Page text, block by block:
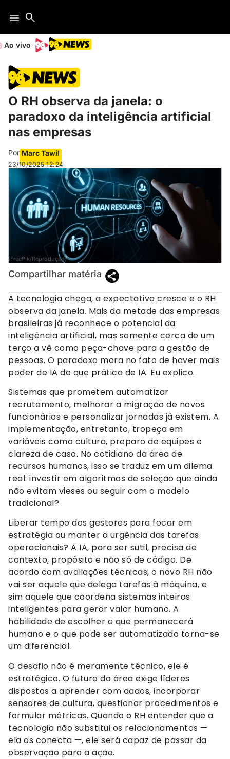
Ao vivo
O RH observa da janela: o
paradoxo da inteligência artificial
nas empresas
Por Marc Tawil
23/10/2025 12:24
(FreePik/Reprodução)
Compartilhar matéria
A tecnologia chega, a expectativa cresce e o RH
observa da janela. Mais da metade das empresas
brasileiras já reconhece o potencial da
inteligência artificial, mas somente cerca de um
terço a vê como peça-chave para a gestão de
pessoas. O paradoxo mora no fato de haver mais
poder de IA do que prática de IA. Eu explico.
Sistemas que prometem automatizar
recrutamento, melhorar a migração de novos
funcionários e personalizar jornadas já existem. A
implementação, entretanto, tropeça em
variáveis como cultura, preparo de equipes e
clareza de caso. No cotidiano da área de
recursos humanos, isso se traduz em um dilema
real: investir em algoritmos de seleção que ainda
não evitam vieses ou seguir com o modelo
tradicional?
Liberar tempo dos gestores para focar em
estratégia ou manter a urgência das tarefas
operacionais? A IA, para ser sutil, precisa de
contexto, propósito e não só de código. De
acordo com avaliações técnicas, o novo RH não
vai ser aquele que delega tarefas à máquina, e
sim aquele que coordena sistemas inteiros
inteligentes para gerar valor humano. A
habilidade de escolher o que permanecerá
humano e o que pode ser automatizado torna-se
um diferencial.
O desafio não é meramente técnico, ele é
estratégico. O futuro da área exige líderes
dispostos a aprender com dados, incorporar
sensores de cultura, questionar procedimentos e
formular métricas. Quando o RH entender que a
tecnologia não substitui os relacionamentos —
ela os conecta —, ele será capaz de passar da
observação para a ação.